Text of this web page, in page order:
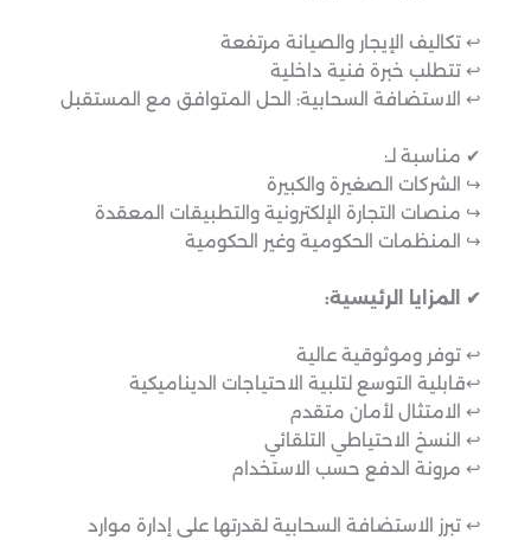
↩︎ تكاليف الإيجار والصيانة مرتفعة
↩︎ تتطلب خبرة فنية داخلية
↩︎ الاستضافة السحابية: الحل المتوافق مع المستقبل
✔ مناسبة لـ:
↪︎ الشركات الصغيرة والكبيرة
↪︎ منصات التجارة الإلكترونية والتطبيقات المعقدة
↪︎ المنظمات الحكومية وغير الحكومية
✔ المزايا الرئيسية:
↩︎ توفر وموثوقية عالية
↩︎قابلية التوسع لتلبية الاحتياجات الديناميكية
↩︎ الامتثال لأمان متقدم
↩︎ النسخ الاحتياطي التلقائي
↩︎ مرونة الدفع حسب الاستخدام
↩︎ تبرز الاستضافة السحابية لقدرتها على إدارة موارد